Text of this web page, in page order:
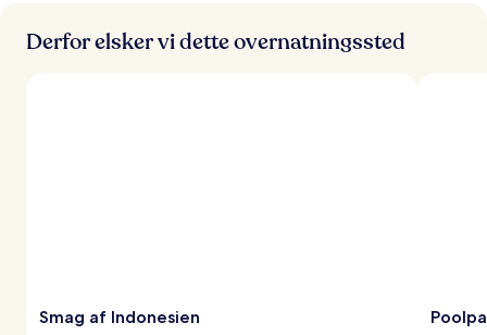
d
e
Derfor elsker vi dette overnatningssted
Smag af Indonesien